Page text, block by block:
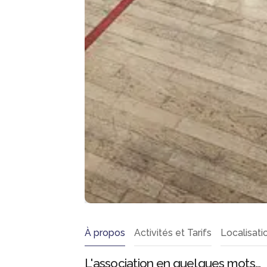
À propos Activités et Tarifs
L'association en quelques mots...